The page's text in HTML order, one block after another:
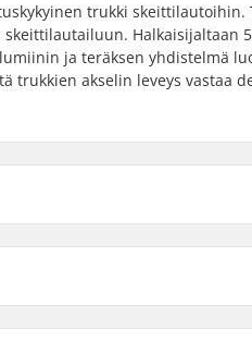
trukki
Halkaisijaltaan
ja teräksen yhdistelmä
trukkien akselin leveys vastaa